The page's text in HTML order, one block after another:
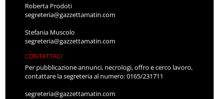
Roberta Prodoti
segreteria@gazzettamatin.com
Stefania Muscolo
segreteria@gazzettamatin.com
CONTATTACI
Per pubblicazione annunci, necrologi, offro e cerco lavoro,
contattare la segreteria al numero: 0165/231711
segreteria@gazzettamatin.com